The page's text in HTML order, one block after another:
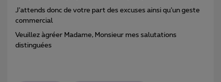
J’attends donc de votre part des excuses ainsi qu’un geste
commercial
Veuillez àgréer Madame, Monsieur mes salutations
distinguées